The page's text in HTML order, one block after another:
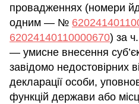
провадженнях (номери
одним — №
62024140110000670) за
— умисне внесення
завідомо недостовірних
декларації особи,
функцій держави або